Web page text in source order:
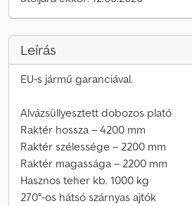
Leírás
EU-s jármű garanciával.
Alvázsüllyesztett dobozos plató
Raktér hossza – 4200 mm
Raktér szélessége – 2200 mm
Raktér magassága – 2200 mm
Hasznos teher kb. 1000 kg
270°-os hátsó szárnyas ajtók